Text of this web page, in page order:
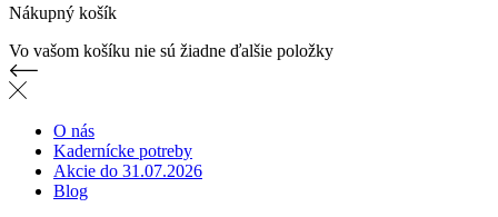
Nákupný košík
Vo vašom košíku nie sú žiadne ďalšie položky
O nás
Kadernícke potreby
Akcie do 31.07.2026
Blog